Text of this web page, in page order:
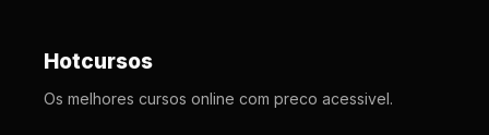
Hotcursos
Os melhores cursos online com preco acessivel.